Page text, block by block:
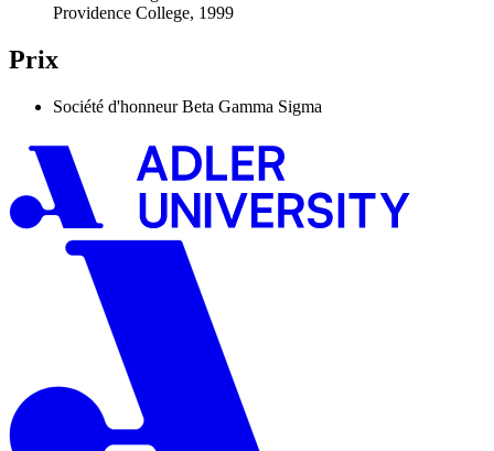
Providence College, 1999
Prix
Société d'honneur Beta Gamma Sigma